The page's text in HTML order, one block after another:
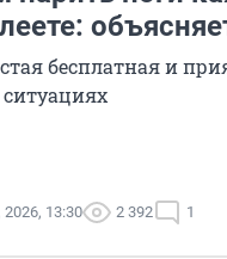
бесплатная и
13:30 2 392 1